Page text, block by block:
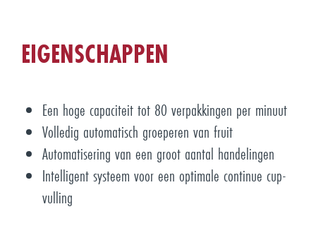
EIGENSCHAPPEN
Een hoge capaciteit tot 80 verpakkingen per minuut
Volledig automatisch groeperen van fruit
Automatisering van een groot aantal handelingen
Intelligent systeem voor een optimale continue cup-
vulling